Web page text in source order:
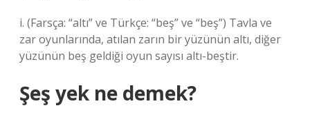
i. (Farsça: “altı” ve Türkçe: “beş” ve “beş”) Tavla ve
zar oyunlarında, atılan zarın bir yüzünün altı, diğer
yüzünün beş geldiği oyun sayısı altı-beştir.
Şeş yek ne demek?